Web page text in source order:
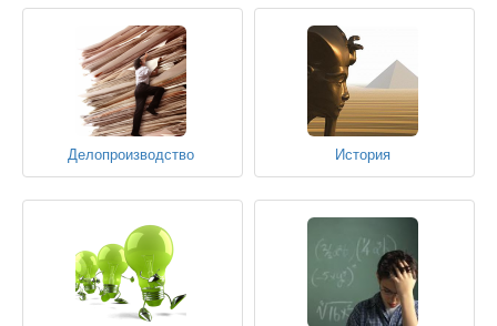
Делопроизводство История